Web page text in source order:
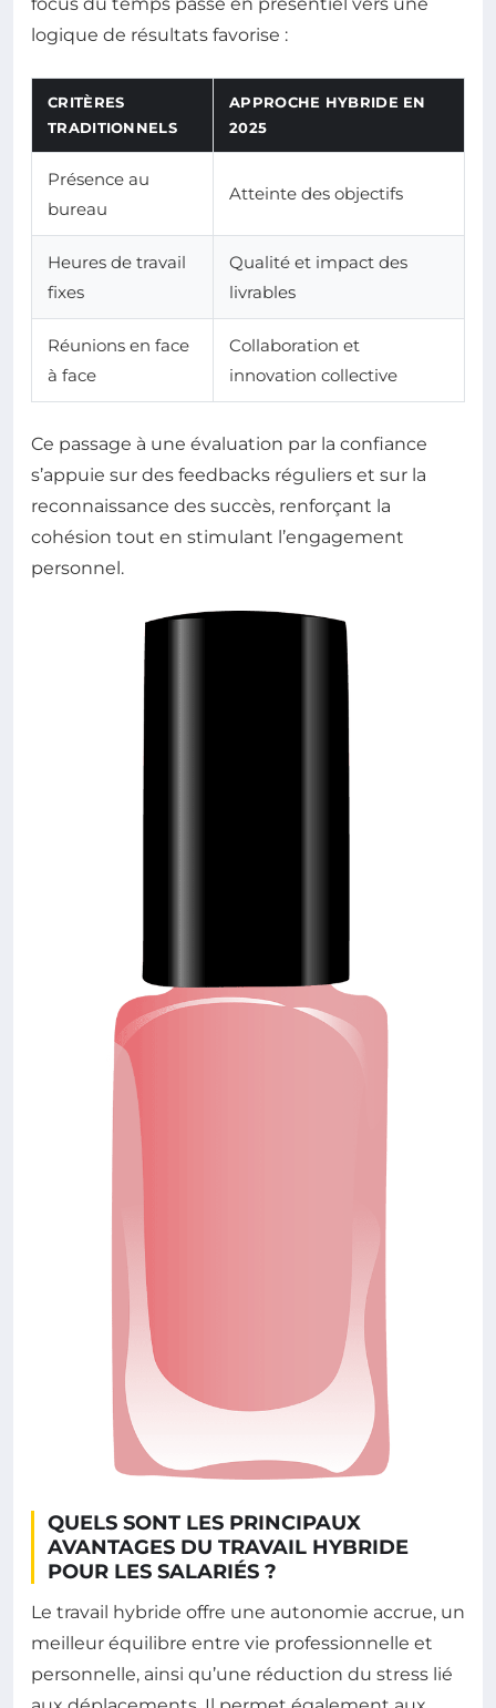
logique de résultats favorise :
CRITÈRES
TRADITIONNELS
APPROCHE HYBRIDE EN
2025
Présence au
bureau
Atteinte des objectifs
Heures de travail
fixes
Qualité et impact des
livrables
Réunions en face
à face
Collaboration et
innovation collective
Ce passage à une évaluation par la confiance
s’appuie sur des feedbacks réguliers et sur la
reconnaissance des succès, renforçant la
cohésion tout en stimulant l’engagement
personnel.
QUELS SONT LES PRINCIPAUX
AVANTAGES DU TRAVAIL HYBRIDE
POUR LES SALARIÉS ?
Le travail hybride offre une autonomie accrue, un
meilleur équilibre entre vie professionnelle et
personnelle, ainsi qu’une réduction du stress lié